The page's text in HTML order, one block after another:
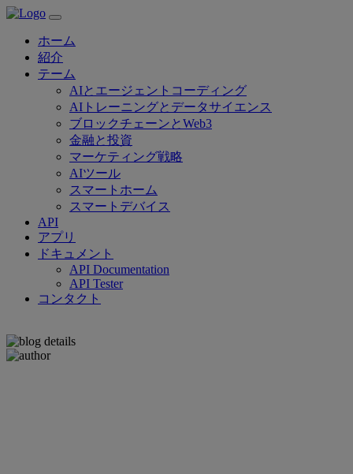
ホーム
紹介
テーム
AIとエージェントコーディング
AIトレーニングとデータサイエンス
ブロックチェーンとWeb3
金融と投資
マーケティング戦略
AIツール
スマートホーム
スマートデバイス
API
アプリ
ドキュメント
API Documentation
API Tester
コンタクト